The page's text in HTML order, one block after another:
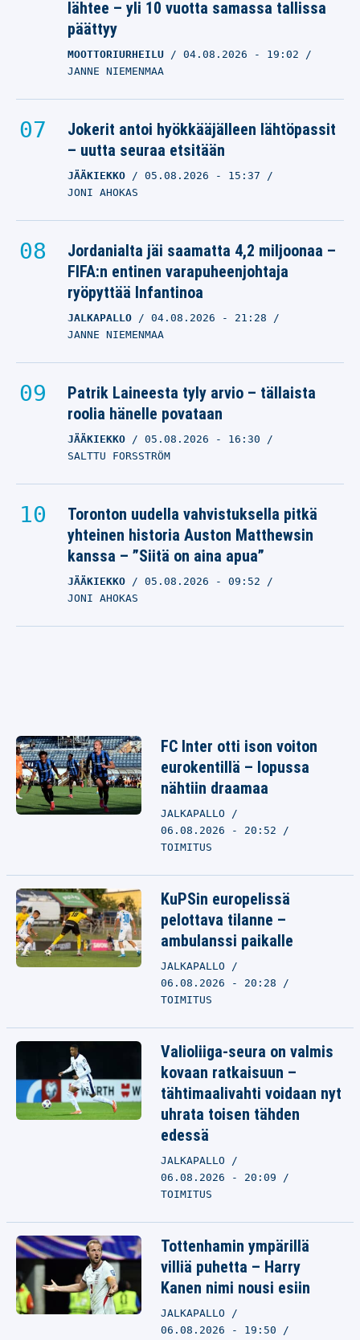
lähtee – yli 10 vuotta samassa tallissa
päättyy
MOOTTORIURHEILU 04.08.2026 - 19:02
JANNE NIEMENMAA
Jokerit antoi hyökkääjälleen lähtöpassit
– uutta seuraa etsitään
JÄÄKIEKKO 05.08.2026 - 15:37
JONI AHOKAS
Jordanialta jäi saamatta 4,2 miljoonaa –
FIFA:n entinen varapuheenjohtaja
ryöpyttää Infantinoa
JALKAPALLO 04.08.2026 - 21:28
JANNE NIEMENMAA
Patrik Laineesta tyly arvio – tällaista
roolia hänelle povataan
JÄÄKIEKKO 05.08.2026 - 16:30
SALTTU FORSSTRÖM
Toronton uudella vahvistuksella pitkä
yhteinen historia Auston Matthewsin
kanssa – ”Siitä on aina apua”
JÄÄKIEKKO 05.08.2026 - 09:52
JONI AHOKAS
FC Inter otti ison voiton
eurokentillä – lopussa
nähtiin draamaa
JALKAPALLO
06.08.2026 - 20:52
TOIMITUS
KuPSin europelissä
pelottava tilanne –
ambulanssi paikalle
JALKAPALLO
06.08.2026 - 20:28
TOIMITUS
Valioliiga-seura on valmis
kovaan ratkaisuun –
tähtimaalivahti voidaan nyt
uhrata toisen tähden
edessä
JALKAPALLO
06.08.2026 - 20:09
TOIMITUS
Tottenhamin ympärillä
villiä puhetta – Harry
Kanen nimi nousi esiin
JALKAPALLO
06.08.2026 - 19:50